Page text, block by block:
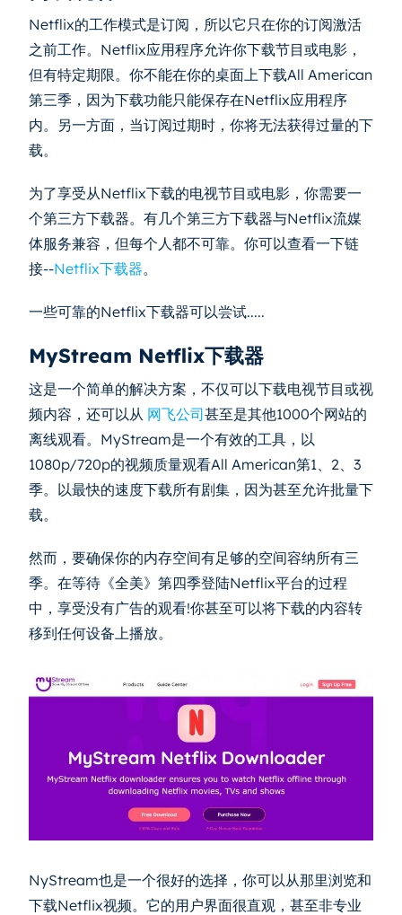
Netflix的工作模式是订阅，所以它只在你的订阅激活
之前工作。Netflix应用程序允许你下载节目或电影，
但有特定期限。你不能在你的桌面上下载All American
第三季，因为下载功能只能保存在Netflix应用程序
内。另一方面，当订阅过期时，你将无法获得过量的下
载。
为了享受从Netflix下载的电视节目或电影，你需要一
个第三方下载器。有几个第三方下载器与Netflix流媒
体服务兼容，但每个人都不可靠。你可以查看一下链
接--Netflix下载器。
一些可靠的Netflix下载器可以尝试.....
MyStream Netflix下载器
这是一个简单的解决方案，不仅可以下载电视节目或视
频内容，还可以从 网飞公司甚至是其他1000个网站的
离线观看。MyStream是一个有效的工具，以
1080p/720p的视频质量观看All American第1、2、3
季。以最快的速度下载所有剧集，因为甚至允许批量下
载。
然而，要确保你的内存空间有足够的空间容纳所有三
季。在等待《全美》第四季登陆Netflix平台的过程
中，享受没有广告的观看!你甚至可以将下载的内容转
移到任何设备上播放。
NyStream也是一个很好的选择，你可以从那里浏览和
下载Netflix视频。它的用户界面很直观，甚至非专业